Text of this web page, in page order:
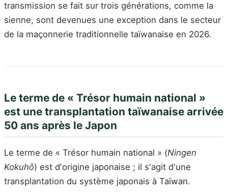
transmission se fait sur trois générations, comme la
sienne, sont devenues une exception dans le secteur
de la maçonnerie traditionnelle taïwanaise en 2026.
Le terme de « Trésor humain national »
est une transplantation taïwanaise arrivée
50 ans après le Japon
Le terme de « Trésor humain national » (Ningen
Kokuhō) est d'origine japonaise ; il s'agit d'une
transplantation du système japonais à Taïwan.